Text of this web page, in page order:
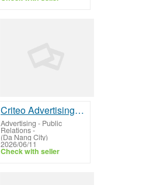
Criteo Advertising Specialist
Advertising - Public
Relations-
(Da Nang City)
2026/06/11
Check with seller